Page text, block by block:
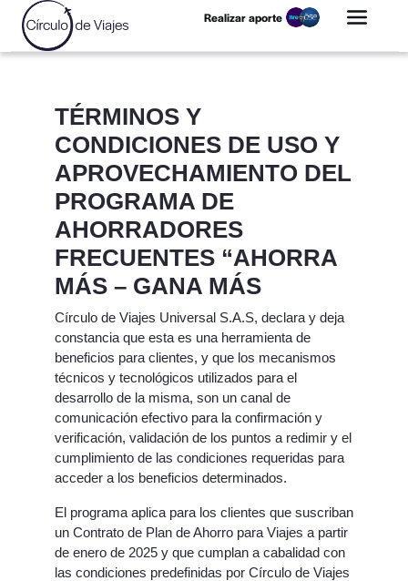
Realizar aporte
TÉRMINOS Y
CONDICIONES DE USO Y
APROVECHAMIENTO DEL
PROGRAMA DE
AHORRADORES
FRECUENTES “AHORRA
MÁS – GANA MÁS
Círculo de Viajes Universal S.A.S, declara y deja
constancia que esta es una herramienta de
beneficios para clientes, y que los mecanismos
técnicos y tecnológicos utilizados para el
desarrollo de la misma, son un canal de
comunicación efectivo para la confirmación y
verificación, validación de los puntos a redimir y el
cumplimiento de las condiciones requeridas para
acceder a los beneficios determinados.
El programa aplica para los clientes que suscriban
un Contrato de Plan de Ahorro para Viajes a partir
de enero de 2025 y que cumplan a cabalidad con
las condiciones predefinidas por Círculo de Viajes